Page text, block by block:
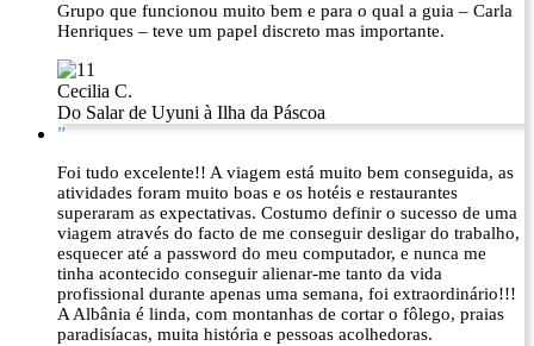
Grupo que funcionou muito bem e para o qual a guia – Carla
Henriques – teve um papel discreto mas importante.
Cecilia C.
Do Salar de Uyuni à Ilha da Páscoa
”
Foi tudo excelente!! A viagem está muito bem conseguida, as
atividades foram muito boas e os hotéis e restaurantes
superaram as expectativas. Costumo definir o sucesso de uma
viagem através do facto de me conseguir desligar do trabalho,
esquecer até a password do meu computador, e nunca me
tinha acontecido conseguir alienar-me tanto da vida
profissional durante apenas uma semana, foi extraordinário!!!
A Albânia é linda, com montanhas de cortar o fôlego, praias
paradisíacas, muita história e pessoas acolhedoras.